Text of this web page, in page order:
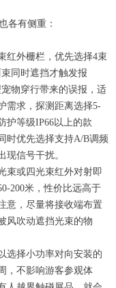
各有侧重：
红外栅栏，优先选择4束
同时遮挡才触发报
物穿行带来的误报，适
需求，探测距离选择5-
护等级IP66以上的款
时优先选择支持A/B调频
现信号干扰。
束或四光束红外对射即
200米，性价比远高于
意，尽量将接收端布置
风吹动遮挡光束的物
选择小功率对向安装的
，不影响游客参观体